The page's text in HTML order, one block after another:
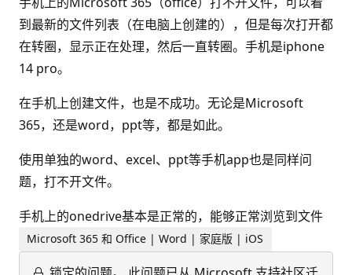
到最新的文件列表（在电脑上创建的），但是每次打开都
在转圈，显示正在处理，然后一直转圈。手机是iphone
14 pro。
在手机上创建文件，也是不成功。无论是Microsoft
365，还是word，ppt等，都是如此。
使用单独的word、excel、ppt等手机app也是同样问
题，打不开文件。
手机上的onedrive基本是正常的，能够正常浏览到文件
Microsoft 365 和 Office | Word | 家庭版 | iOS